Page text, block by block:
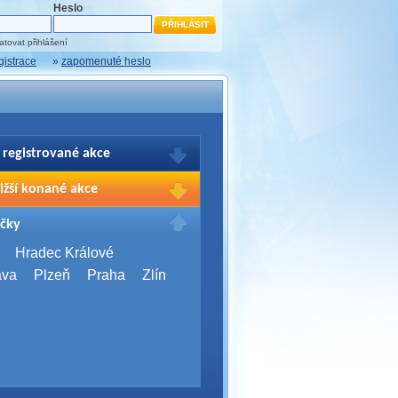
Heslo
přihlášení
» zapomenuté heslo
registrované akce
Vašich registrací na akce
přihlašte.
konané akce
2026
Brno
Server Bootcamp 2026
Hradec Králové
Plzeň Praha Zlín